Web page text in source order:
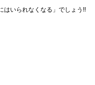
はいられなくなる」でしょう!!